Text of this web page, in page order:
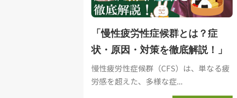
「慢性疲労性症候群とは？症
状・原因・対策を徹底解説！」
慢性疲労性症候群（CFS）は、単なる疲
労感を超えた、多様な症...